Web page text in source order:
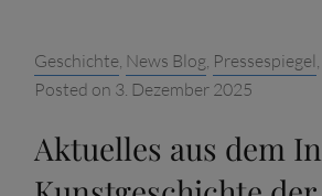
DES
Categories:
Geschichte, News Blog, Pressespiegel,
Posted on 3. Dezember 2025
Aktuelles aus dem